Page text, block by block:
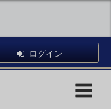
ログイン